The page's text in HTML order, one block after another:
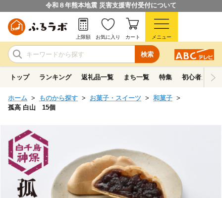
令和８年熊本地震 災害支援寄付受付について
検索
上限額 お気に入り カート メニュー
トップ ランキング 返礼品一覧 まち一覧 特集 初心者ガイド
ホーム ものから探す お菓子・スイーツ
和菓子
孤高 白山 15個